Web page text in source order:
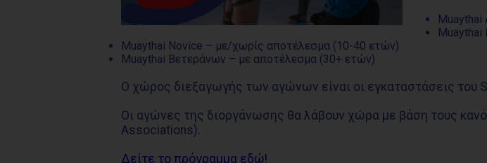
Μuaythai
Μuaythai Novice – με/χωρίς αποτέλεσμα (10-40 ετών)
Μuaythai Βετεράνων – με αποτέλεσμα (30+ ετών)
Ο χώρος διεξαγωγής των αγώνων είναι οι εγκαταστάσεις του
Οι αγώνες της διοργάνωσης θα λάβουν χώρα με βάση τους
Associations).
Δείτε το πρόγραμμα εδώ!